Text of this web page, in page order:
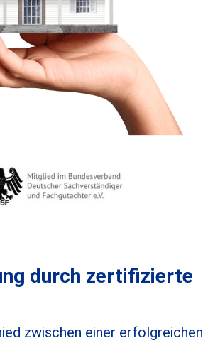
durch zertifizierte
zwischen einer erfolgreichen